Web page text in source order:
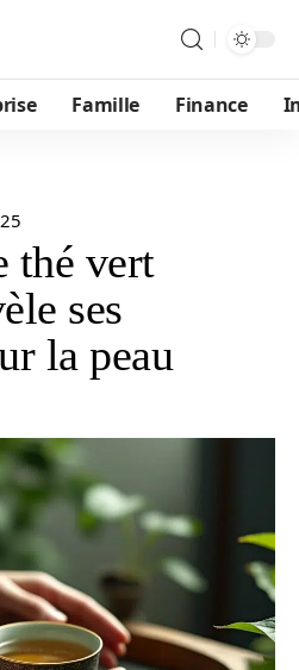
Famille Finance
thé vert
ses
la peau